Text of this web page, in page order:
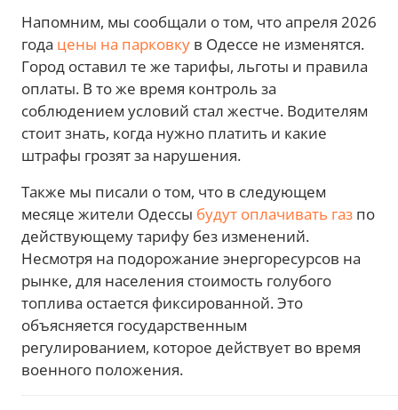
Напомним, мы сообщали о том, что апреля 2026
года цены на парковку в Одессе не изменятся.
Город оставил те же тарифы, льготы и правила
оплаты. В то же время контроль за
соблюдением условий стал жестче. Водителям
стоит знать, когда нужно платить и какие
штрафы грозят за нарушения.
Также мы писали о том, что в следующем
месяце жители Одессы будут оплачивать газ по
действующему тарифу без изменений.
Несмотря на подорожание энергоресурсов на
рынке, для населения стоимость голубого
топлива остается фиксированной. Это
объясняется государственным
регулированием, которое действует во время
военного положения.